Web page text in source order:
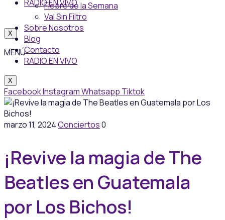
RADIO EN VIVO
X
MENÚ
Fiebre de la Semana
Val Sin Filtro
Sobre Nosotros
Blog
Contacto
RADIO EN VIVO
X
FacebookInstagramWhatsapp Tiktok
marzo 11, 2024Conciertos0
¡Revive la magia de The
Beatles en Guatemala
por Los Bichos!